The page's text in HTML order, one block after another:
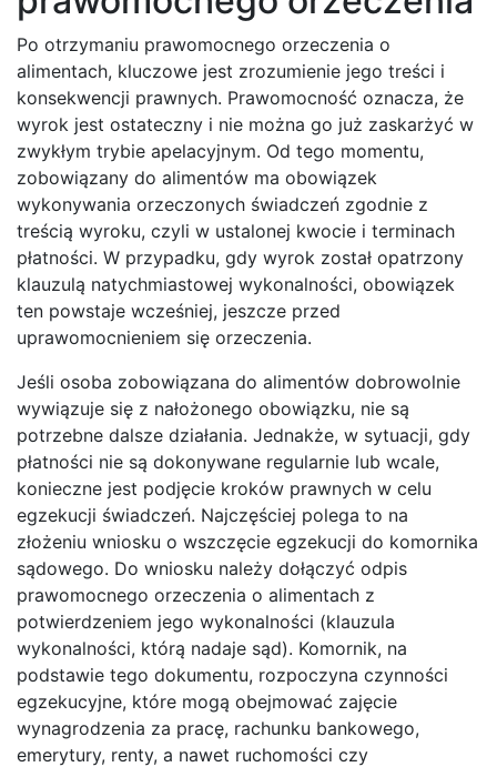
Po otrzymaniu prawomocnego orzeczenia o
alimentach, kluczowe jest zrozumienie jego treści i
konsekwencji prawnych. Prawomocność oznacza, że
wyrok jest ostateczny i nie można go już zaskarżyć w
zwykłym trybie apelacyjnym. Od tego momentu,
zobowiązany do alimentów ma obowiązek
wykonywania orzeczonych świadczeń zgodnie z
treścią wyroku, czyli w ustalonej kwocie i terminach
płatności. W przypadku, gdy wyrok został opatrzony
klauzulą natychmiastowej wykonalności, obowiązek
ten powstaje wcześniej, jeszcze przed
uprawomocnieniem się orzeczenia.
Jeśli osoba zobowiązana do alimentów dobrowolnie
wywiązuje się z nałożonego obowiązku, nie są
potrzebne dalsze działania. Jednakże, w sytuacji, gdy
płatności nie są dokonywane regularnie lub wcale,
konieczne jest podjęcie kroków prawnych w celu
egzekucji świadczeń. Najczęściej polega to na
złożeniu wniosku o wszczęcie egzekucji do komornika
sądowego. Do wniosku należy dołączyć odpis
prawomocnego orzeczenia o alimentach z
potwierdzeniem jego wykonalności (klauzula
wykonalności, którą nadaje sąd). Komornik, na
podstawie tego dokumentu, rozpoczyna czynności
egzekucyjne, które mogą obejmować zajęcie
wynagrodzenia za pracę, rachunku bankowego,
emerytury, renty, a nawet ruchomości czy